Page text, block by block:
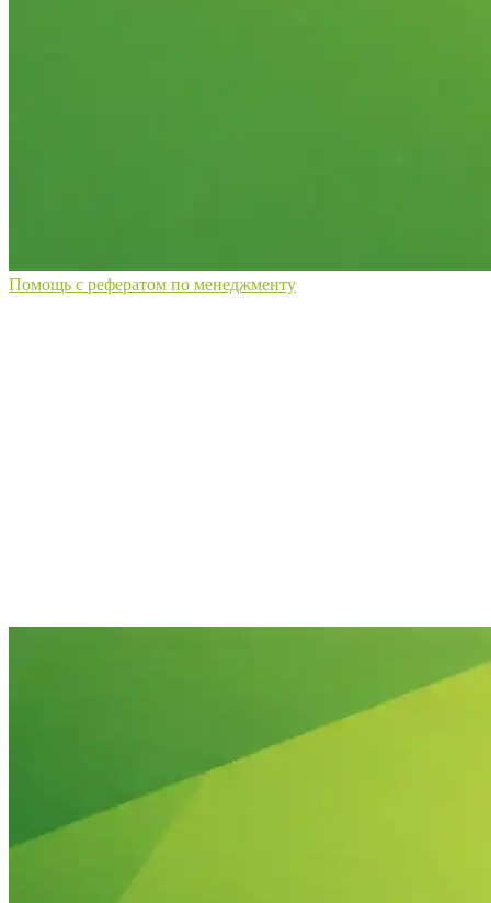
Помощь с рефератом по менеджменту